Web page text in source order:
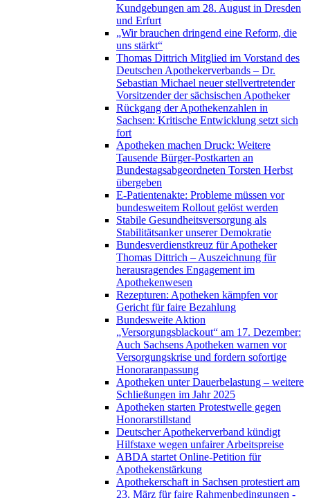
Kundgebungen am 28. August in Dresden
und Erfurt
„Wir brauchen dringend eine Reform, die
uns stärkt“
Thomas Dittrich Mitglied im Vorstand des
Deutschen Apothekerverbands – Dr.
Sebastian Michael neuer stellvertretender
Vorsitzender der sächsischen Apotheker
Rückgang der Apothekenzahlen in
Sachsen: Kritische Entwicklung setzt sich
fort
Apotheken machen Druck: Weitere
Tausende Bürger-Postkarten an
Bundestagsabgeordneten Torsten Herbst
übergeben
E-Patientenakte: Probleme müssen vor
bundesweitem Rollout gelöst werden
Stabile Gesundheitsversorgung als
Stabilitätsanker unserer Demokratie
Bundesverdienstkreuz für Apotheker
Thomas Dittrich – Auszeichnung für
herausragendes Engagement im
Apothekenwesen
Rezepturen: Apotheken kämpfen vor
Gericht für faire Bezahlung
Bundesweite Aktion
„Versorgungsblackout“ am 17. Dezember:
Auch Sachsens Apotheken warnen vor
Versorgungskrise und fordern sofortige
Honoraranpassung
Apotheken unter Dauerbelastung – weitere
Schließungen im Jahr 2025
Apotheken starten Protestwelle gegen
Honorarstillstand
Deutscher Apothekerverband kündigt
Hilfstaxe wegen unfairer Arbeitspreise
ABDA startet Online-Petition für
Apothekenstärkung
Apothekerschaft in Sachsen protestiert am
23. März für faire Rahmenbedingungen -